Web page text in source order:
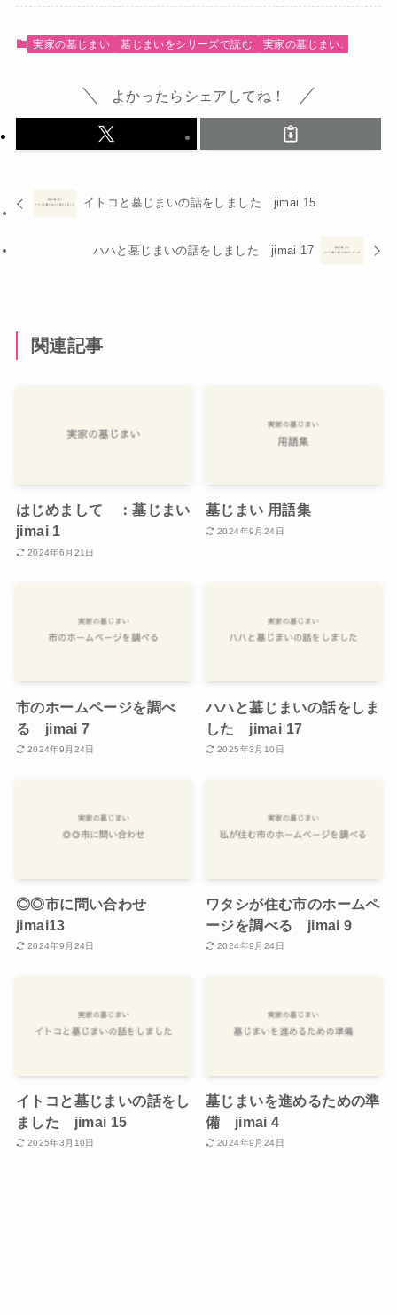
実家の墓じまい 墓じまいをシリーズで読む 実家の墓じまい.
よかったらシェアしてね！
イトコと墓じまいの話をしました jimai 15
ハハと墓じまいの話をしました jimai 17
関連記事
はじめまして ：墓じまい
jimai 1
2024年6月21日
墓じまい 用語集
2024年9月24日
市のホームページを調べ
る jimai 7
2024年9月24日
ハハと墓じまいの話をしま
した jimai 17
2025年3月10日
◎◎市に問い合わせ
jimai13
2024年9月24日
ワタシが住む市のホームペ
ージを調べる jimai 9
2024年9月24日
イトコと墓じまいの話をし
ました jimai 15
2025年3月10日
墓じまいを進めるための準
備 jimai 4
2024年9月24日